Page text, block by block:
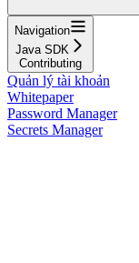
Navigation
Java SDK
Contributing
Quản lý tài khoản
Whitepaper
Password Manager
Secrets Manager